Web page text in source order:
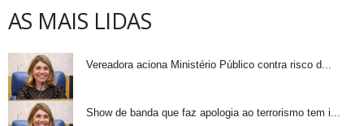
AS MAIS LIDAS
Vereadora aciona Ministério Público contra risco d...
Show de banda que faz apologia ao terrorismo tem i...